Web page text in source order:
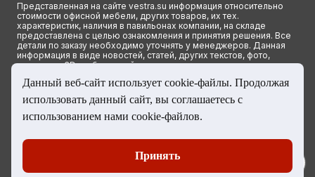
Представленная на сайте vestra.su информация относительно
стоимости офисной мебели, других товаров, их тех.
характеристик, наличия в павильонах компании, на складе
предоставлена с целью ознакомления и принятия решения. Все
детали по заказу необходимо уточнять у менеджеров. Данная
информация в виде новостей, статей, других текстов, фото,
картинок и 3D изображений ни при каких условиях не является
положениями ст. 437(2) Гражданского кодекса РФ.
© 2023 Группа компаний ВЕСТРА. Все права сайта защищены
Данный веб-сайт использует cookie-файлы. Продолжая
использовать данный сайт, вы соглашаетесь с
использованием нами cookie-файлов.
Принять